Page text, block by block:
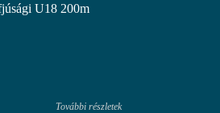
U18 200m
További részletek